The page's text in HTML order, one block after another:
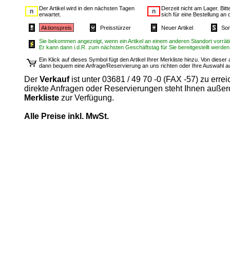
Der Artikel wird in den nächsten Tagen
erwartet.
Derzeit nicht am Lager.
sich für eine Bestellung an
Aktionspreis Preisstürzer Neuer Artikel
Sie bekommen angezeigt, wenn ein Artikel an einem anderen Standort
Er kann dann i.d.R. zum nächsten Geschäftstag für Sie bereitgestellt
Ein Klick auf dieses Symbol fügt den Artikel Ihrer Merkliste hinzu. Von dieser
dann bequem eine Anfrage/Reservierung an uns richten oder Ihre Auswahl
Der Verkaufist unter 03681 / 49 70 -0 (FAX -57) zu
direkte Anfragen oder Reservierungen steht Ihnen
Merkliste zur Verfügung.
Alle Preise inkl. MwSt.